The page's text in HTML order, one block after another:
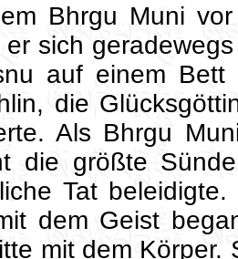
Bhrgu Muni
er sich
auf einem Bett
die
Als Bhrgu
die größte
Tat
dem Geist
mit dem Körper.